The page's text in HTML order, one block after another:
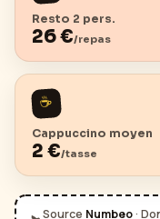
Resto 2 pers.
26€/repas
☕
Cappuccino moyen
2 €/tasse
Source Numbeo·